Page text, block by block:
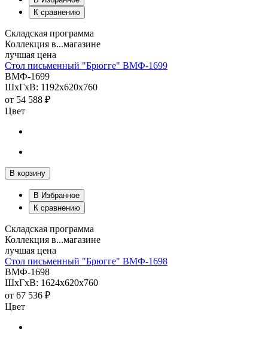
К сравнению
Складская программа
Коллекция в...магазине
лучшая цена
Стол письменный "Брюгге" ВМФ-1699
ВМФ-1699
ШхГхВ: 1192х620х760
от 54 588 ₽
Цвет
В корзину
В Избранное
К сравнению
Складская программа
Коллекция в...магазине
лучшая цена
Стол письменный "Брюгге" ВМФ-1698
ВМФ-1698
ШхГхВ: 1624х620х760
от 67 536 ₽
Цвет